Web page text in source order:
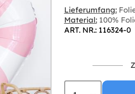
Lieferumfang:
Material:100%
ART. NR.: 116324-0